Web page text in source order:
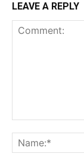
LEAVE A REPLY